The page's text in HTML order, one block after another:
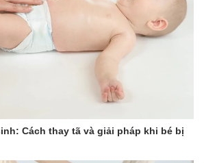
Cách thay tã và giải pháp khi bé bị